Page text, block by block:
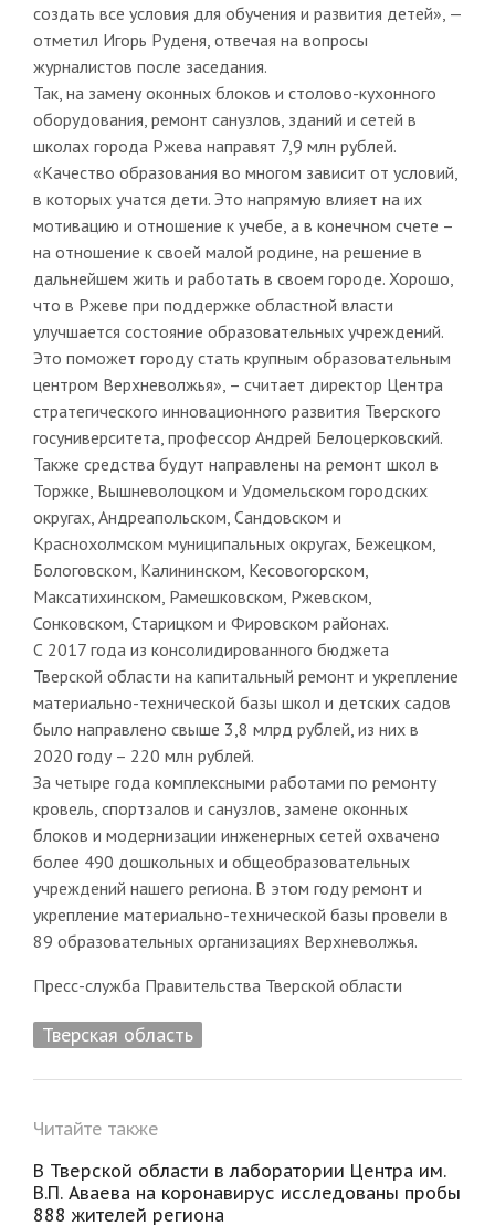
создать все условия для обучения и развития детей», —
отметил Игорь Руденя, отвечая на вопросы
журналистов после заседания.
Так, на замену оконных блоков и столово-кухонного
оборудования, ремонт санузлов, зданий и сетей в
школах города Ржева направят 7,9 млн рублей.
«Качество образования во многом зависит от условий,
в которых учатся дети. Это напрямую влияет на их
мотивацию и отношение к учебе, а в конечном счете –
на отношение к своей малой родине, на решение в
дальнейшем жить и работать в своем городе. Хорошо,
что в Ржеве при поддержке областной власти
улучшается состояние образовательных учреждений.
Это поможет городу стать крупным образовательным
центром Верхневолжья», – считает директор Центра
стратегического инновационного развития Тверского
госуниверситета, профессор Андрей Белоцерковский.
Также средства будут направлены на ремонт школ в
Торжке, Вышневолоцком и Удомельском городских
округах, Андреапольском, Сандовском и
Краснохолмском муниципальных округах, Бежецком,
Бологовском, Калининском, Кесовогорском,
Максатихинском, Рамешковском, Ржевском,
Сонковском, Старицком и Фировском районах.
С 2017 года из консолидированного бюджета
Тверской области на капитальный ремонт и укрепление
материально-технической базы школ и детских садов
было направлено свыше 3,8 млрд рублей, из них в
2020 году – 220 млн рублей.
За четыре года комплексными работами по ремонту
кровель, спортзалов и санузлов, замене оконных
блоков и модернизации инженерных сетей охвачено
более 490 дошкольных и общеобразовательных
учреждений нашего региона. В этом году ремонт и
укрепление материально-технической базы провели в
89 образовательных организациях Верхневолжья.
Пресс-служба Правительства Тверской области
Тверская область
Читайте также
В Тверской области в лаборатории Центра им.
В.П. Аваева на коронавирус исследованы пробы
888 жителей региона